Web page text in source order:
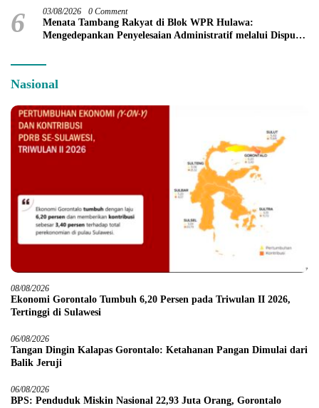
6 03/08/2026 0 Comment
Menata Tambang Rakyat di Blok WPR Hulawa:
Mengedepankan Penyelesaian Administratif melalui Dispute
Nasional
08/08/2026
Ekonomi Gorontalo Tumbuh 6,20 Persen pada Triwulan II 2026,
Tertinggi di Sulawesi
06/08/2026
Tangan Dingin Kalapas Gorontalo: Ketahanan Pangan Dimulai dari
Balik Jeruji
06/08/2026
BPS: Penduduk Miskin Nasional 22,93 Juta Orang, Gorontalo